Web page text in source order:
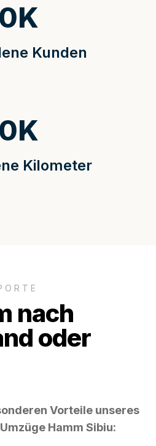
Kunden
0K
Kilometer
0K
nach
oder
Vorteile unseres
Hamm Sibiu: